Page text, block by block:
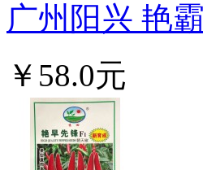
广州阳兴 艳
￥58.0元